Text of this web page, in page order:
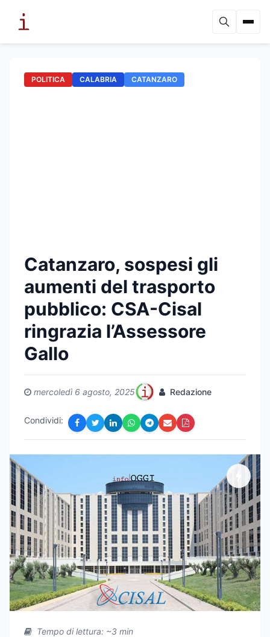
POLITICA CALABRIA CATANZARO
Catanzaro, sospesi gli
aumenti del trasporto
pubblico: CSA-Cisal
ringrazia l’Assessore
Gallo
mercoledì 6 agosto, 2025 Redazione
Condividi:
Tempo di lettura: ~3 min